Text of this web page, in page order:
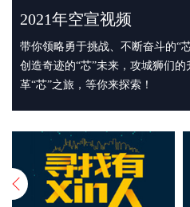
2021年空宣视频
带你领略勇于挑战、不断奋斗的“
创造奇迹的“芯”未来，攻城狮们
革“芯”之旅，等你来探索！